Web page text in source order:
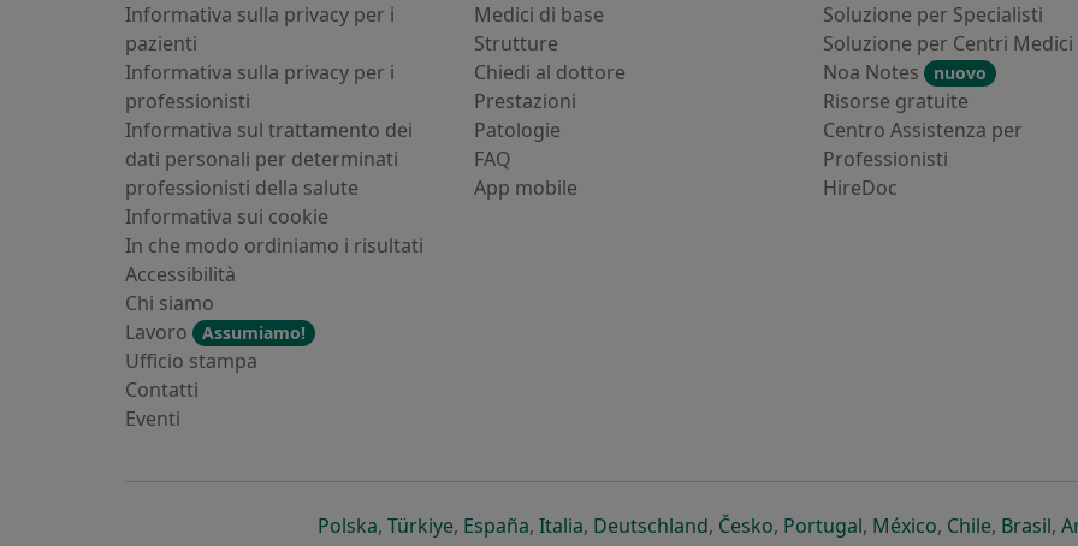
Informativa sulla privacy per i
pazienti
Informativa sulla privacy per i
professionisti
Informativa sul trattamento dei
dati personali per determinati
professionisti della salute
Informativa sui cookie
In che modo ordiniamo i risultati
Accessibilità
Chi siamo
Lavoro
Assumiamo!
Ufficio stampa
Contatti
Eventi
Medici di base
Strutture
Chiedi al dottore
Prestazioni
Patologie
FAQ
App mobile
Soluzione per Specialisti
Soluzione per Centri Medici
Noa Notes
nuovo
Risorse gratuite
Centro Assistenza per
Professionisti
HireDoc
Polskasi apre in una nuova scheda
, Türkiyesi apre in una nuova scheda
, Españasi apre in una nuova scheda
, Italiasi apre in una nuova scheda
, Deutschlandsi apre in una nuova scheda
, Českosi apre in una nuova scheda
, Portugalsi apre in una nuova
, Méxicosi apre in una
, Chilesi apre in
, Brasilsi
,